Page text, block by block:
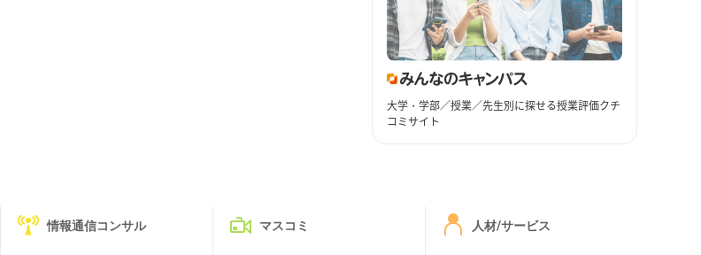
大学・学部／授業／先生別に探せる授業評価クチ
コミサイト
情報通信コンサル マスコミ 人材/サービス